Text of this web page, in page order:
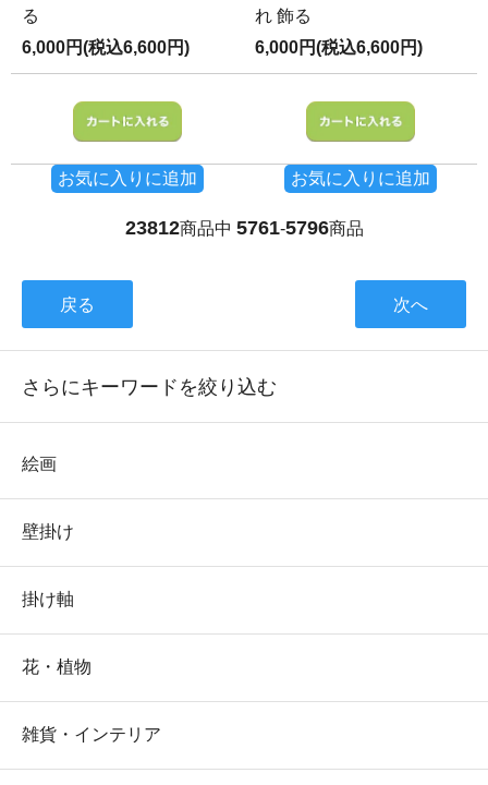
る
6,000円(税込6,600円)
お気に入りに追加
れ 飾る
6,000円(税込6,600円)
お気に入りに追加
23812商品中 5761-5796商品
戻る 次へ
さらにキーワードを絞り込む
絵画
壁掛け
掛け軸
花・植物
雑貨・インテリア